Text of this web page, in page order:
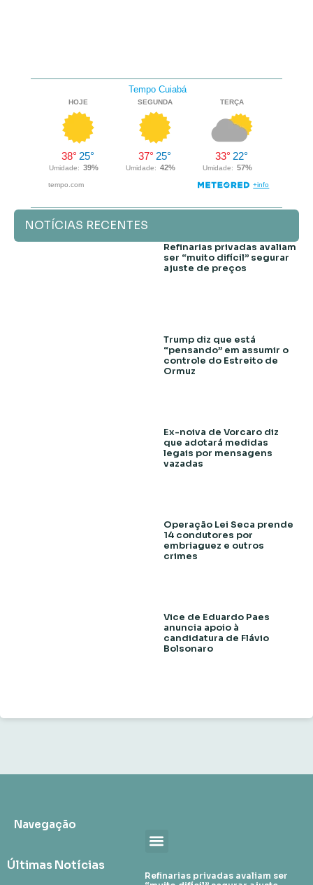
NOTÍCIAS RECENTES
Refinarias privadas avaliam
ser “muito difícil” segurar
ajuste de preços
Trump diz que está
“pensando” em assumir o
controle do Estreito de
Ormuz
Ex-noiva de Vorcaro diz
que adotará medidas
legais por mensagens
vazadas
Operação Lei Seca prende
14 condutores por
embriaguez e outros
crimes
Vice de Eduardo Paes
anuncia apoio à
candidatura de Flávio
Bolsonaro
Navegação
Últimas Notícias
Refinarias privadas avaliam ser